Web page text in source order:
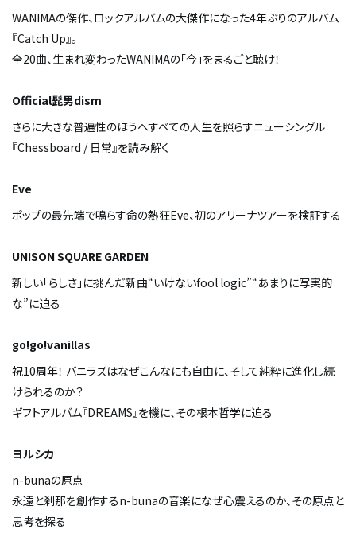
WANIMAの傑作、ロックアルバムの大傑作になった4年ぶりのアルバム
『Catch Up』。
全20曲、生まれ変わったWANIMAの「今」をまるごと聴け！
Official髭男dism
さらに大きな普遍性のほうへ――すべての人生を照らすニューシングル
『Chessboard / 日常』を読み解く
Eve
ポップの最先端で鳴らす命の熱狂――Eve、初のアリーナツアーを検証する
UNISON SQUARE GARDEN
新しい「らしさ」に挑んだ新曲“いけないfool logic”“あまりに写実的
な”に迫る
go!go!vanillas
祝10周年！ バニラズはなぜこんなにも自由に、そして純粋に進化し続
けられるのか？
ギフトアルバム『DREAMS』を機に、その根本哲学に迫る
ヨルシカ
n-bunaの原点
永遠と刹那を創作する――n-bunaの音楽になぜ心震えるのか、その原点と
思考を探る